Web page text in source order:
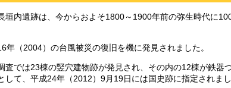
垣内遺跡は、今からおよそ1800～1900年前の弥生時代に
年（2004）の台風被災の復旧を機に発見されました。
査では23棟の竪穴建物跡が発見され、その内の12棟が鉄器
して、平成24年（2012）9月19日には国史跡に指定されまし